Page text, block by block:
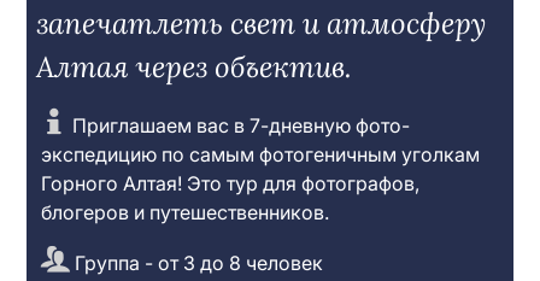
запечатлеть свет и атмосферу
Алтая через объектив.
Приглашаем вас в 7-дневную фото-
экспедицию по самым фотогеничным уголкам
Горного Алтая! Это тур для фотографов,
блогеров и путешественников.
Группа - от 3 до 8 человек